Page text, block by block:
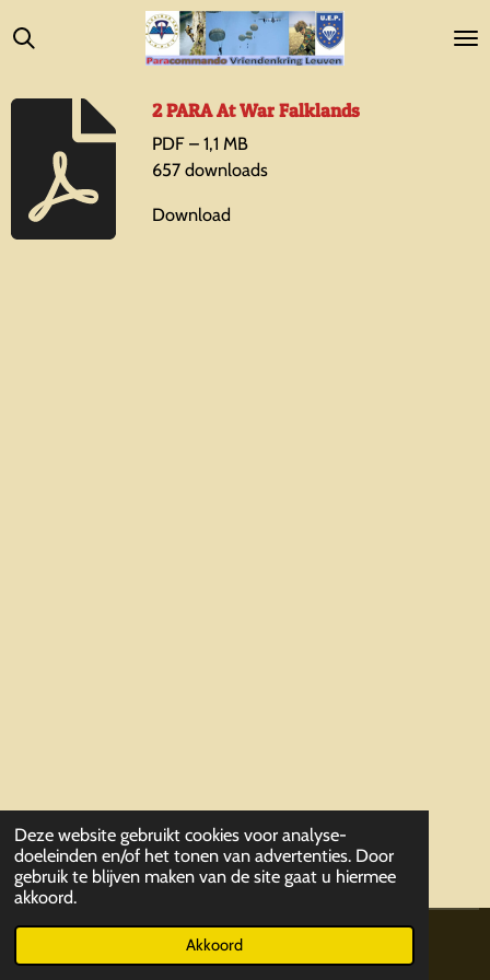
Deze website gebruikt cookies voor analyse-
doeleinden en/of het tonen van advertenties. Door
gebruik te blijven maken van de site gaat u hiermee
akkoord.
Akkoord
Ga
direct
de
hoofdinhoud
2 PARA At War Falklands
PDF – 1,1 MB
657 downloads
Download
© 2019 - 2026 ParaCommandoVriendenkringLeuven